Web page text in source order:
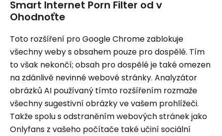
Smart Internet Porn Filter od v
Ohodnoťte
Toto rozšíření pro Google Chrome zablokuje
všechny weby s obsahem pouze pro dospělé. Tím
to však nekončí; obsah pro dospělé je také omezen
na zdánlivě nevinné webové stránky. Analyzátor
obrázků AI používaný tímto rozšířením rozmaže
všechny sugestivní obrázky ve vašem prohlížeči.
Takže spolu s odstraněním webových stránek jako
Onlyfans z vašeho počítače také učiní sociální